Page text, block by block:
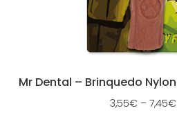
Mr Dental – Brinquedo
3,55€ – 7,45€